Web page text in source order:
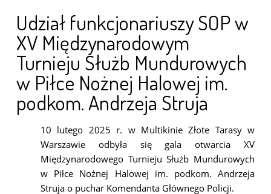
Udział funkcjonariuszy SOP w
XV Międzynarodowym
Turnieju Służb Mundurowych
w Piłce Nożnej Halowej im.
podkom. Andrzeja Struja
10 lutego 2025 r. w Multikinie Złote Tarasy w
Warszawie odbyła się gala otwarcia XV
Międzynarodowego Turnieju Służb Mundurowych
w Piłce Nożnej Halowej im. podkom. Andrzeja
Struja o puchar Komendanta Głównego Policji.